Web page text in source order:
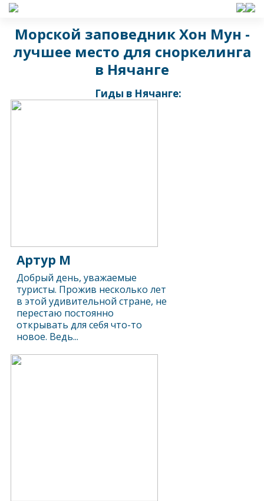
Морской заповедник Хон Мун -
лучшее место для сноркелинга
в Нячанге
Гиды в Нячанге:
Артур М
Добрый день, уважаемые
туристы. Прожив несколько лет
в этой удивительной стране, не
перестаю постоянно
открывать для себя что-то
новое. Ведь...